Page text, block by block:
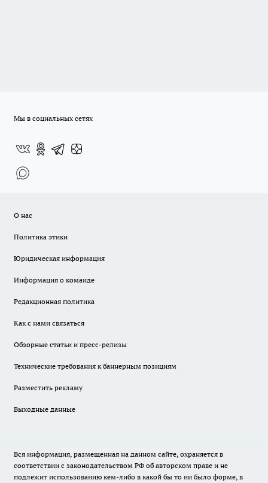
Мы в социальных сетях
О нас
Политика этики
Юридическая информация
Информация о команде
Редакционная политика
Как с нами связаться
Обзорные статьи и пресс-релизы
Технические требования к баннерным позициям
Разместить рекламу
Выходные данные
Вся информация, размещенная на данном сайте, охраняется в
соответствии с законодательством РФ об авторском праве и не
подлежит использованию кем-либо в какой бы то ни было форме, в